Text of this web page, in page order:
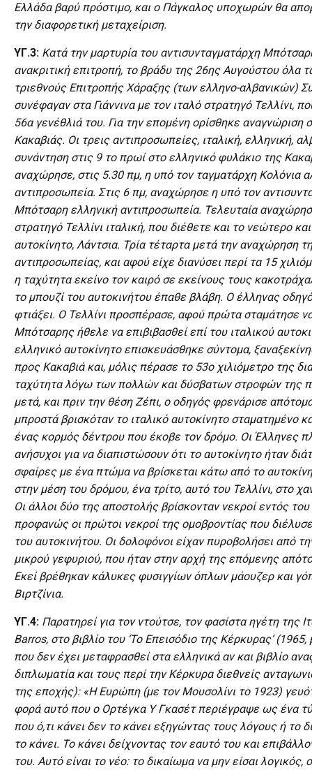
Ελλάδα βαρύ πρόστιμο, και ο Πάγκαλος υποχωρών θα
την διαφορετική μεταχείριση.
ΥΓ.3: Κατά την μαρτυρία του αντισυνταγματάρχη
ανακριτική επιτροπή, το βράδυ της 26ης Αυγούστου όλα
τριεθνούς Επιτροπής Χάραξης (των ελληνο-αλβανικών)
συνέφαγαν στα Γιάννινα με τον ιταλό στρατηγό Τελλίνι,
56α γενέθλιά του. Για την επομένη ορίσθηκε αναγνώριση
Κακαβιάς. Οι τρεις αντιπροσωπείες, ιταλική, ελληνική,
συνάντηση στις 9 το πρωί στο ελληνικό φυλάκιο της
αναχώρησε, στις 5.30 πμ, η υπό τον ταγματάρχη Κολόνια
αντιπροσωπεία. Στις 6 πμ, αναχώρησε η υπό τον
Μπότσαρη ελληνική αντιπροσωπεία. Τελευταία
στρατηγό Τελλίνι ιταλική, που διέθετε και το νεώτερο
αυτοκίνητο, Λάντσια. Τρία τέταρτα μετά την αναχώρηση
αντιπροσωπείας, και αφού είχε διανύσει περί τα 15
η ταχύτητα εκείνο τον καιρό σε εκείνους τους
το μπουζί του αυτοκινήτου έπαθε βλάβη. Ο έλληνας
φτιάξει. Ο Τελλίνι προσπέρασε, αφού πρώτα σταμάτησε
Μπότσαρης ήθελε να επιβιβασθεί επί του ιταλικού
ελληνικό αυτοκίνητο επισκευάσθηκε σύντομα,
προς Κακαβιά και, μόλις πέρασε το 53ο χιλιόμετρο της
ταχύτητα λόγω των πολλών και δύσβατων στροφών της
μετά, και πριν την θέση Ζέπι, ο οδηγός φρενάρισε
μπροστά βρισκόταν το ιταλικό αυτοκίνητο σταματημένο
ένας κορμός δέντρου που έκοβε τον δρόμο. Οι Έλληνες
ανήσυχοι για να διαπιστώσουν ότι το αυτοκίνητο ήταν
σφαίρες με ένα πτώμα να βρίσκεται κάτω από το
στην μέση του δρόμου, ένα τρίτο, αυτό του Τελλίνι, στο
Οι άλλοι δύο της αποστολής βρίσκονταν νεκροί εντός του
προφανώς οι πρώτοι νεκροί της ομοβροντίας που
του αυτοκινήτου. Οι δολοφόνοι είχαν πυροβολήσει από
μικρού γεφυριού, που ήταν στην αρχή της επόμενης
Εκεί βρέθηκαν κάλυκες φυσιγγίων όπλων μάουζερ και
Βιρτζίνια.
ΥΓ.4: Παρατηρεί για τον ντούτσε, τον φασίστα ηγέτη της
Barros, στο βιβλίο του ‘Το Επεισόδιο της Κέρκυρας’ (1965,
που δεν έχει μεταφρασθεί στα ελληνικά αν και βιβλίο
διπλωματία και τους περί την Κέρκυρα διεθνείς
της εποχής): «Η Ευρώπη (με τον Μουσολίνι το 1923)
φορά αυτό που ο Ορτέγκα Υ Γκασέτ περιέγραψε ως ένα
που ό,τι κάνει δεν το κάνει εξηγώντας τους λόγους ή το
το κάνει. Το κάνει δείχνοντας τον εαυτό του και
του. Αυτό είναι το νέο: το δικαίωμα να μην είσαι λογικός,